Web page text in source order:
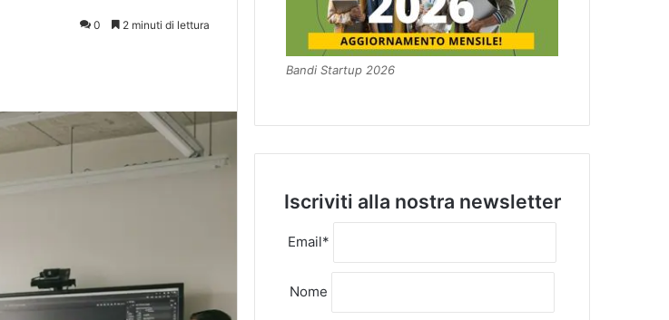
0 2 minuti di lettura
Bandi Startup 2026
Iscriviti alla nostra newsletter
Email*
Nome